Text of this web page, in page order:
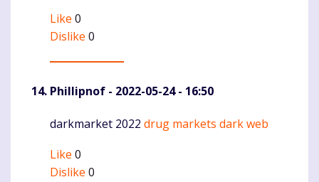
Like 0
Dislike 0
Phillipnof - 2022-05-24 - 16:50
Komentaras
darkmarket 2022 drug markets dark web
Like 0
Dislike 0